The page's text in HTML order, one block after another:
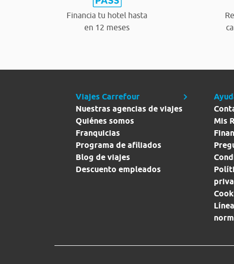
Financia tu hotel hasta
en 12 meses
Viajes Carrefour
Nuestras agencias de viajes
Quiénes somos
Franquicias
Programa de afiliados
Blog de viajes
Descuento empleados
Mis